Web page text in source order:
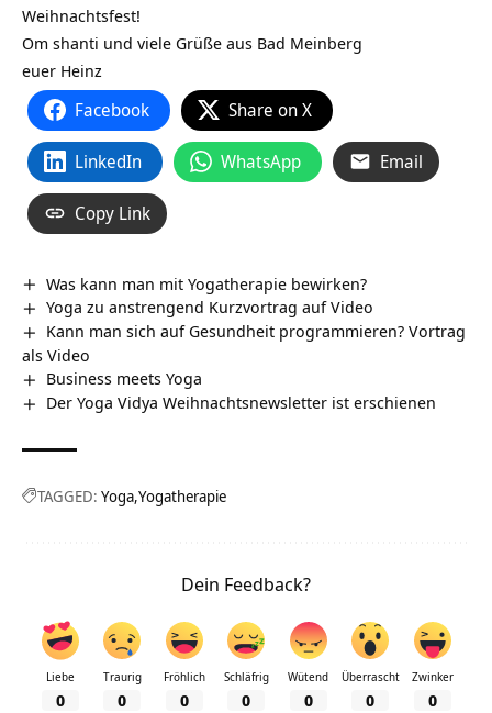
Weihnachtsfest!
Om shanti und viele Grüße aus Bad Meinberg
euer Heinz
Facebook Share on X
LinkedIn WhatsApp Email
Copy Link
Was kann man mit Yogatherapie bewirken?
Yoga zu anstrengend Kurzvortrag auf Video
Kann man sich auf Gesundheit programmieren? Vortrag
als Video
Business meets Yoga
Der Yoga Vidya Weihnachtsnewsletter ist erschienen
TAGGED: Yoga Yogatherapie
Dein Feedback?
Liebe
0
Traurig
0
Fröhlich
0
Schläfrig
0
Wütend
0
Überrascht
0
Zwinker
0